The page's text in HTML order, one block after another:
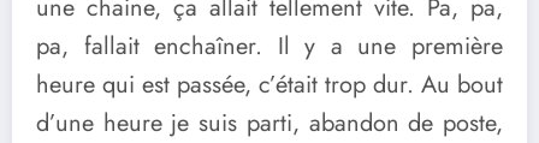
une chaine, ça allait tellement vite. Pa, pa,
pa, fallait enchaîner. Il y a une première
heure qui est passée, c’était trop dur. Au bout
d’une heure je suis parti, abandon de poste,